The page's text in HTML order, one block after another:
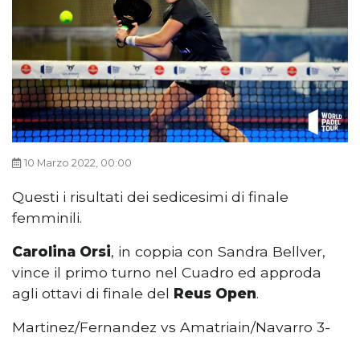
10 Marzo 2022, 00:00
Questi i risultati dei sedicesimi di finale
femminili.
Carolina Orsi, in coppia con Sandra Bellver,
vince il primo turno nel Cuadro ed approda
agli ottavi di finale del Reus Open.
Martinez/Fernandez vs Amatriain/Navarro 3-